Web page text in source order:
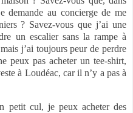
demande au concierge de me
? Savez-vous que j’ai une
un escalier sans la rampe à
j’ai toujours peur de perdre
peux pas acheter un tee-shirt,
à Loudéac, car il n’y a pas à
petit cul, je peux acheter des